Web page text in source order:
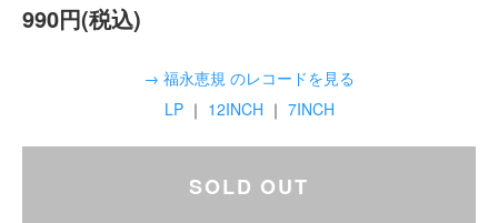
990円(税込)
→ 福永恵規 のレコードを見る
LP｜ 12INCH ｜ 7INCH
SOLD OUT